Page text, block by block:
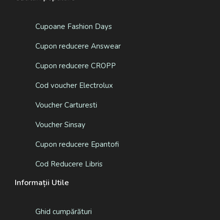
Cupoane Fashion Days
Cupon reducere Answear
Cupon reducere CROPP
Cod voucher Electrolux
Voucher Carturesti
Voucher Sinsay
Cupon reducere Epantofi
Cod Reducere Libris
Informații Utile
Ghid cumpărături